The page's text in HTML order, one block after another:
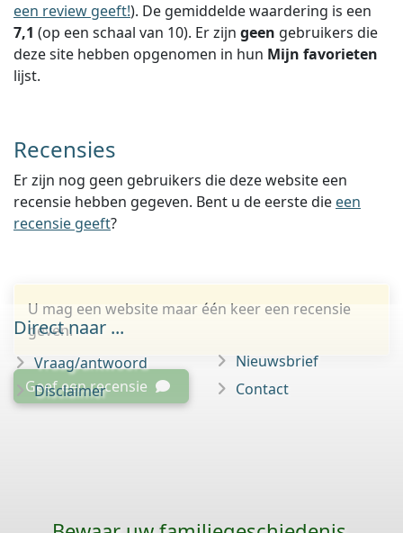
een review geeft!). De gemiddelde waardering is een
7,1 (op een schaal van 10). Er zijn geen gebruikers die
deze site hebben opgenomen in hun Mijn favorieten
lijst.
Recensies
Er zijn nog geen gebruikers die deze website een
recensie hebben gegeven. Bent u de eerste die een
recensie geeft?
U mag een website maar één keer een recensie
geven.
Geef een recensie
Direct naar ...
Vraag/antwoord
Disclaimer
Nieuwsbrief
Contact